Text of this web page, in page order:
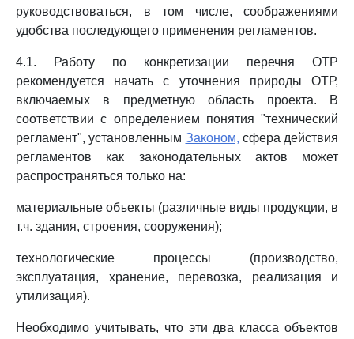
руководствоваться, в том числе, соображениями
удобства последующего применения регламентов.
4.1. Работу по конкретизации перечня ОТР
рекомендуется начать с уточнения природы ОТР,
включаемых в предметную область проекта. В
соответствии с определением понятия "технический
регламент", установленным Законом, сфера действия
регламентов как законодательных актов может
распространяться только на:
материальные объекты (различные виды продукции, в
т.ч. здания, строения, сооружения);
технологические процессы (производство,
эксплуатация, хранение, перевозка, реализация и
утилизация).
Необходимо учитывать, что эти два класса объектов